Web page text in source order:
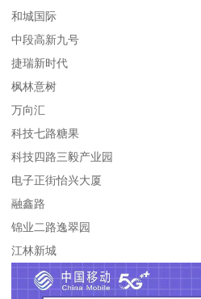
和城国际
中段高新九号
捷瑞新时代
枫林意树
万向汇
科技七路糖果
科技四路三毅产业园
电子正街怡兴大厦
融鑫路
锦业二路逸翠园
江林新城